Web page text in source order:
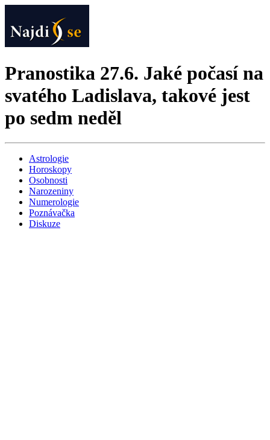
Pranostika 27.6. Jaké počasí na
svatého Ladislava, takové jest
po sedm neděl
Astrologie
Horoskopy
Osobnosti
Narozeniny
Numerologie
Poznávačka
Diskuze